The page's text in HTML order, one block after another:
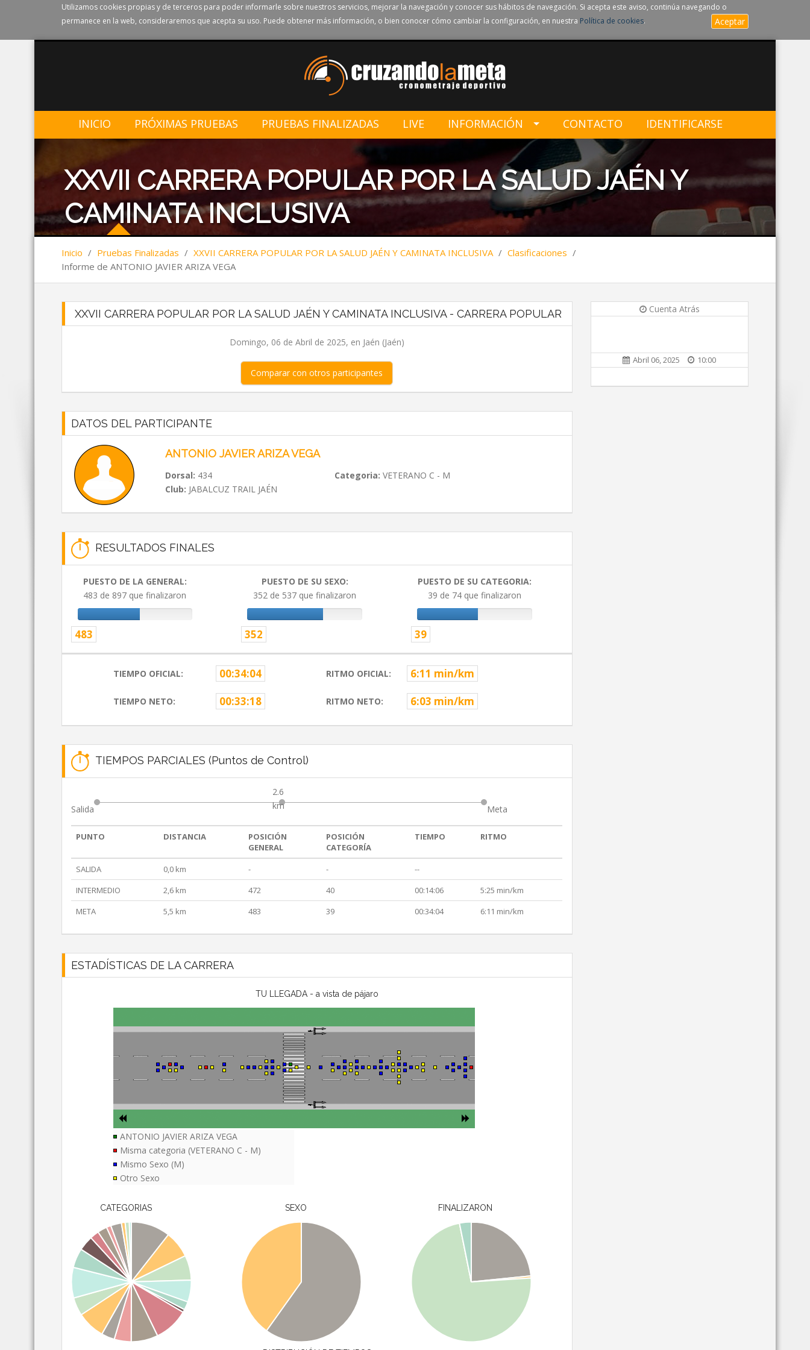
Utilizamos cookies propias y de terceros para poder informarle sobre nuestros servicios, mejorar la navegación y conocer sus hábitos de navegación. Si acepta este aviso, continúa navegando o
permanece en la web, consideraremos que acepta su uso. Puede obtener más información, o bien conocer cómo cambiar la configuración, en nuestra Política de cookies. Aceptar
INICIO PRÓXIMAS PRUEBAS PRUEBAS FINALIZADAS LIVE INFORMACIÓN CONTACTO IDENTIFICARSE
XXVII CARRERA POPULAR POR LA SALUD JAÉN Y
CAMINATA INCLUSIVA
Inicio / Pruebas Finalizadas / XXVII CARRERA POPULAR POR LA SALUD JAÉN Y CAMINATA INCLUSIVA / Clasificaciones /
Informe de ANTONIO JAVIER ARIZA VEGA
XXVII CARRERA POPULAR POR LA SALUD JAÉN Y CAMINATA INCLUSIVA - CARRERA POPULAR
Domingo, 06 de Abril de 2025, en Jaén (Jaén)
Comparar con otros participantes
DATOS DEL PARTICIPANTE
ANTONIO JAVIER ARIZA VEGA
Dorsal: 434 Categoria: VETERANO C - M
Club: JABALCUZ TRAIL JAÉN
RESULTADOS FINALES
PUESTO DE LA GENERAL:
483 de 897 que finalizaron
483
PUESTO DE SU SEXO:
352 de 537 que finalizaron
352
PUESTO DE SU CATEGORIA:
39 de 74 que finalizaron
39
TIEMPO OFICIAL: 00:34:04 RITMO OFICIAL: 6:11 min/km
TIEMPO NETO: 00:33:18 RITMO NETO: 6:03 min/km
TIEMPOS PARCIALES (Puntos de Control)
Salida
2.6
km
Meta
PUNTO DISTANCIA
POSICIÓN
GENERAL
POSICIÓN
CATEGORÍA
TIEMPO RITMO
SALIDA 0,0 km - -
--
INTERMEDIO
2,6 km 472 40 00:14:06
5:25 min/km
META
5,5 km 483 39 00:34:04 6:11 min/km
ESTADÍSTICAS DE LA CARRERA
TU LLEGADA - a vista de pájaro
ANTONIO JAVIER ARIZA VEGA
Misma categoria (VETERANO C - M)
Mismo Sexo (M)
Otro Sexo
CATEGORIAS SEXO FINALIZARON
Cuenta Atrás
Abril 06, 2025 10:00